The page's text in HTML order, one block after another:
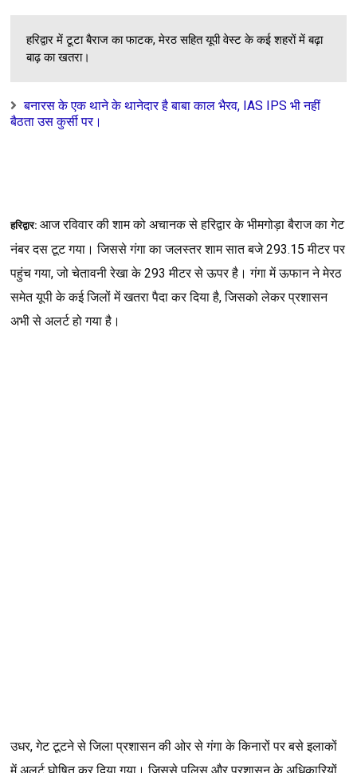
Unknown-Jul 08 2026
इस तरह की धृष्टता सरकार दोबारा न करना : is tarah..
Unknown- Jul 08 2026
आए हैं टीके विजय के उनकी पेशानी तलक : Aaye hai tike...
Unknown -Jul 08 2026
जब तलक थी रोशनी साया था मेरे साथ साथ : Jab talak thi...
Unknown-Jul 08 2026
किस्मत मोड़ने का हुनर रखती हूँ : Kismat modne ka hunar
Unknown -Jul 08 2026
प्रकृति का उपहार : Prakriti Ka Uphaar
Unknown-Jul 18 2026
हरिद्वार में टूटा बैराज का फाटक, मेरठ सहित यूपी वेस्ट के कई शहरों में बढ़ा
बाढ़ का खतरा।
बनारस के एक थाने के थानेदार है बाबा काल भैरव, IAS IPS भी नहीं
बैठता उस कुर्सी पर।
हरिद्वार: आज रविवार की शाम को अचानक से हरिद्वार के भीमगोड़ा बैराज का गेट
नंबर दस टूट गया। जिससे गंगा का जलस्तर शाम सात बजे 293.15मीटर पर
पहुंच गया,जो चेतावनी रेखा के 293मीटर से ऊपर है।गंगा में ऊफान ने मेरठ
समेत यूपी के कई जिलों में खतरा पैदा कर दिया है,जिसको लेकर प्रशासन
अभी से अलर्ट हो गया है।
उधर,गेट टूटने से जिला प्रशासन की ओर से गंगा के किनारों पर बसे इलाकों